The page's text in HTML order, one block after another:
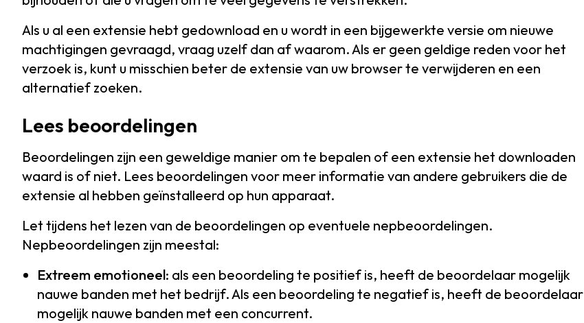
Als u al een extensie hebt gedownload en u wordt in een bijgewerkte versie om nieuwe
machtigingen gevraagd, vraag uzelf dan af waarom. Als er geen geldige reden voor het
verzoek is, kunt u misschien beter de extensie van uw browser te verwijderen en een
alternatief zoeken.
Lees beoordelingen
Beoordelingen zijn een geweldige manier om te bepalen of een extensie het downloaden
waard is of niet. Lees beoordelingen voor meer informatie van andere gebruikers die de
extensie al hebben geïnstalleerd op hun apparaat.
Let tijdens het lezen van de beoordelingen op eventuele nepbeoordelingen.
Nepbeoordelingen zijn meestal:
Extreem emotioneel: als een beoordeling te positief is, heeft de beoordelaar mogelijk
nauwe banden met het bedrijf. Als een beoordeling te negatief is, heeft de beoordelaar
mogelijk nauwe banden met een concurrent.